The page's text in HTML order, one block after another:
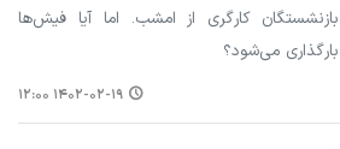
بازنشستگان کارگری از امشب. اما آیا فیش‌ها
بارگذاری می‌شود؟
۱۴۰۲-۰۲-۱۹ ۱۲:۰۰